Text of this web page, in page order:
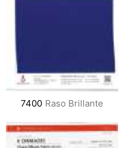
7400 Raso Brillante